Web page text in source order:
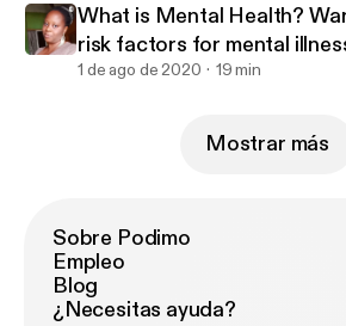
What is Mental Health?
risk factors for mental
1 de ago de 2020 19 min
Mostrar más
Sobre Podimo
Empleo
Blog
¿Necesitas ayuda?